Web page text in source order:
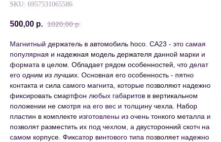
SKU: 6957531065586
500,00 р. 1020,00 р.
Магнитный держатель в автомобиль hoco. CA23 - это самая
популярная и надежная модель держателя данной марки и
формата в целом. Обладает рядом особенностей, что делат
его одним из лучших. Основная его особенность - пятно
контакта и сила самого магнита, которые позволяют надежно
фиксировать смартфон любых габаритов в вертикальном
положении не смотря на его вес и толщину чехла. Набор
пластин в комплекте изготовлены из очень тонкого металла и
позволят разместить их под чехлом, а двусторонний скотч на
самом корпусе. Фиксатор винтового типа позволяет надежно